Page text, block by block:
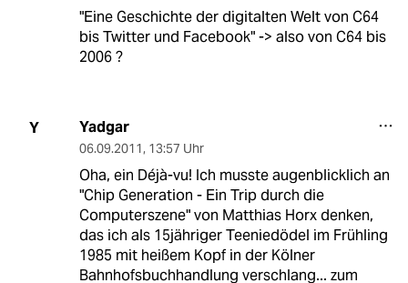
"Eine Geschichte der digitalten Welt von C64
bis Twitter und Facebook" -> also von C64 bis
2006 ?
Y Yadgar
06.09.2011, 13:57 Uhr
Oha, ein Déjà-vu! Ich musste augenblicklich an
"Chip Generation - Ein Trip durch die
Computerszene" von Matthias Horx denken,
das ich als 15jähriger Teeniedödel im Frühling
1985 mit heißem Kopf in der Kölner
Bahnhofsbuchhandlung verschlang... zum